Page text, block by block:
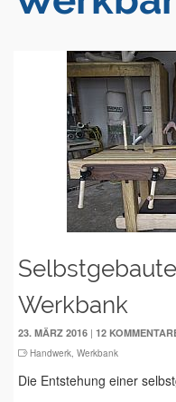
Werkbank
23. MÄRZ 2016 | 12
Handwerk, Werkbank
Die Entstehung einer